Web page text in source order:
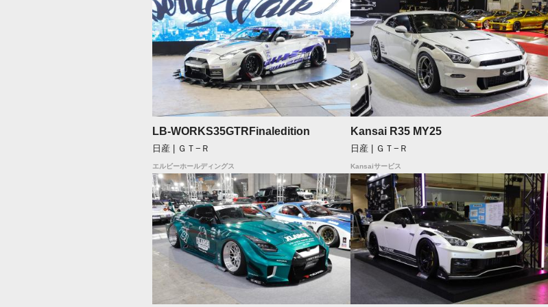
LB-WORKS35GTRFinaledition
日産 | ＧＴ−Ｒ
エルビーホールディングス
Kansai R35 MY25
日産 | ＧＴ−Ｒ
Kansaiサービス